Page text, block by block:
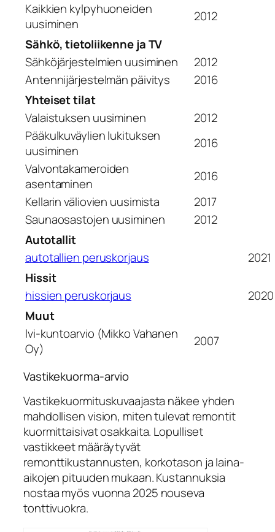
Kaikkien kylpyhuoneiden
uusiminen
2012
Sähkö, tietoliikenne ja TV
Sähköjärjestelmien uusiminen
2012
Antennijärjestelmän päivitys
2016
Yhteiset tilat
Valaistuksen uusiminen
2012
Pääkulkuväylien lukituksen
uusiminen
2016
Valvontakameroiden
asentaminen
2016
Kellarin väliovien uusimista
2017
Saunaosastojen uusiminen
2012
Autotallit
autotallien peruskorjaus
2021
Hissit
hissien peruskorjaus
2020
Muut
lvi-kuntoarvio (Mikko Vahanen
Oy)
2007
Vastikekuorma-arvio
Vastikekuormituskuvaajasta näkee yhden
mahdollisen vision, miten tulevat remontit
kuormittaisivat osakkaita. Lopulliset
vastikkeet määräytyvät
remonttikustannusten, korkotason ja laina-
aikojen pituuden mukaan. Kustannuksia
nostaa myös vuonna 2025 nouseva
tonttivuokra.